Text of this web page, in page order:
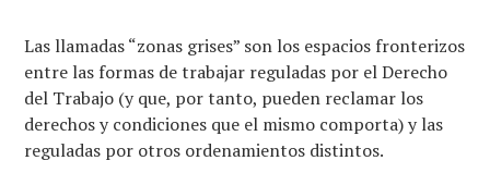
Las llamadas “zonas grises” son los espacios fronterizos
entre las formas de trabajar reguladas por el Derecho
del Trabajo (y que, por tanto, pueden reclamar los
derechos y condiciones que el mismo comporta) y las
reguladas por otros ordenamientos distintos.